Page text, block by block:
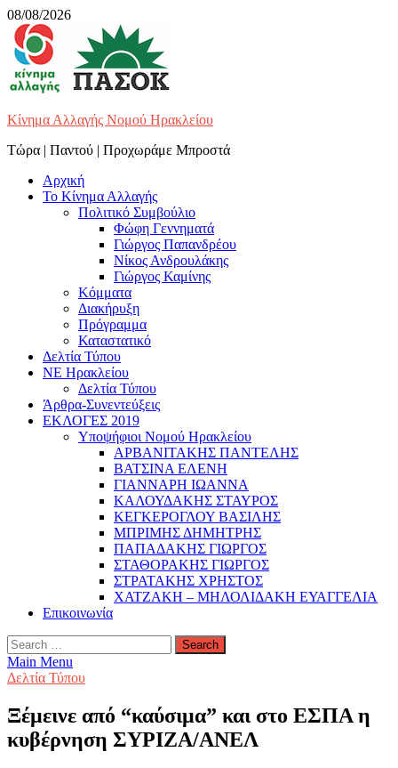
Skip
to
content
08/08/2026
Κίνημα Αλλαγής Νομού Ηρακλείου
Τώρα | Παντού | Προχωράμε Μπροστά
Αρχική
Το Κίνημα Αλλαγής
Πολιτικό Συμβούλιο
Φώφη Γεννηματά
Γιώργος Παπανδρέου
Νίκος Ανδρουλάκης
Γιώργος Καμίνης
Κόμματα
Διακήρυξη
Πρόγραμμα
Καταστατικό
Δελτία Τύπου
ΝΕ Ηρακλείου
Δελτία Τύπου
Άρθρα-Συνεντεύξεις
ΕΚΛΟΓΕΣ 2019
Υποψήφιοι Νομού Ηρακλείου
ΑΡΒΑΝΙΤΑΚΗΣ ΠΑΝΤΕΛΗΣ
ΒΑΤΣΙΝΑ ΕΛΕΝΗ
ΓΙΑΝΝΑΡΗ ΙΩΑΝΝΑ
ΚΑΛΟΥΔΑΚΗΣ ΣΤΑΥΡΟΣ
ΚΕΓΚΕΡΟΓΛΟΥ ΒΑΣΙΛΗΣ
ΜΠΡΙΜΗΣ ΔΗΜΗΤΡΗΣ
ΠΑΠΑΔΑΚΗΣ ΓΙΩΡΓΟΣ
ΣΤΑΘΟΡΑΚΗΣ ΓΙΩΡΓΟΣ
ΣΤΡΑΤΑΚΗΣ ΧΡΗΣΤΟΣ
ΧΑΤΖΑΚΗ – ΜΗΛΟΛΙΔΑΚΗ ΕΥΑΓΓΕΛΙΑ
Επικοινωνία
Search
for:
Main Menu
Δελτία Τύπου
Ξέμεινε από “καύσιμα” και στο ΕΣΠΑ η
κυβέρνηση ΣΥΡΙΖΑ/ΑΝΕΛ